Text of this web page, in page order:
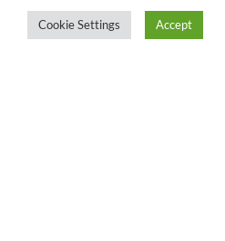
Cookie Settings Accept